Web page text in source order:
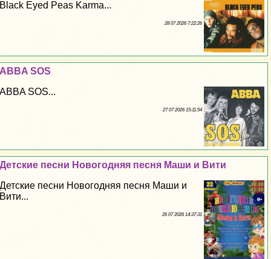
Black Eyed Peas Karma...
28 07 2026 7:22:26
ABBA SOS
ABBA SOS...
27 07 2026 15:11:54
Детские песни Новогодняя песня Маши и Вити
Детские песни Новогодняя песня Маши и
Вити...
26 07 2026 14:37:31